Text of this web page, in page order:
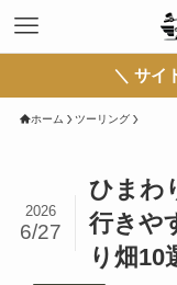
＼ サイ
ホーム ツーリング
ひまわ
行きや
り畑10
2026
6/27